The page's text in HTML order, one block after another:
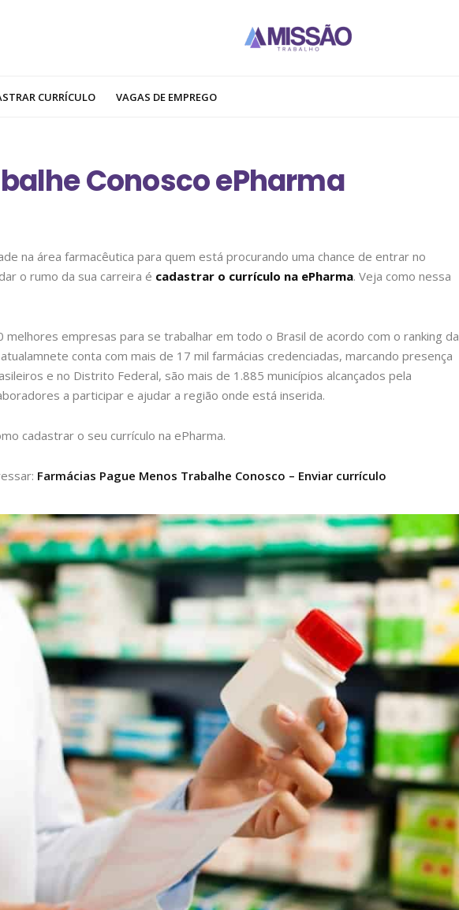
CURRÍCULO VAGAS DE EMPREGO
Conosco ePharma
na área farmacêutica para quem está procurando uma chance de entrar no
o rumo da sua carreira é cadastrar o currículo na ePharma. Veja como nessa
melhores empresas para se trabalhar em todo o Brasil de acordo com o ranking da
conta com mais de 17 mil farmácias credenciadas, marcando presença
e no Distrito Federal, são mais de 1.885 municípios alcançados pela
a participar e ajudar a região onde está inserida.
cadastrar o seu currículo na ePharma.
Farmácias Pague Menos Trabalhe Conosco – Enviar currículo